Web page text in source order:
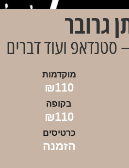
גרובר
ועוד דברים
מוקדמות
₪110
בקופה
₪110
כרטיסים
הזמנה